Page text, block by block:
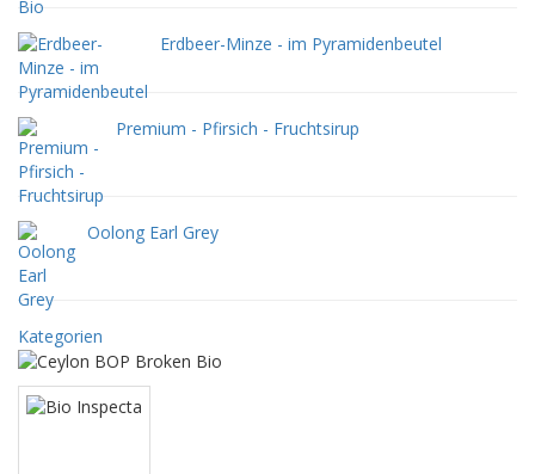
Erdbeer-Minze - im Pyramidenbeutel
Premium - Pfirsich - Fruchtsirup
Oolong Earl Grey
Kategorien